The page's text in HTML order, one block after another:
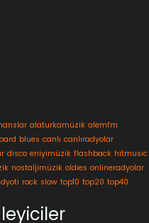
alaturkamüzik alemfm
blues canlı canlıradyolar
disco eniyimüzik flashback hitmusic
nostaljimüzik oldies onlineradyolar
rock slow top10 top20 top40